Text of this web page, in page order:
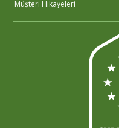
Müşteri Hikayeleri